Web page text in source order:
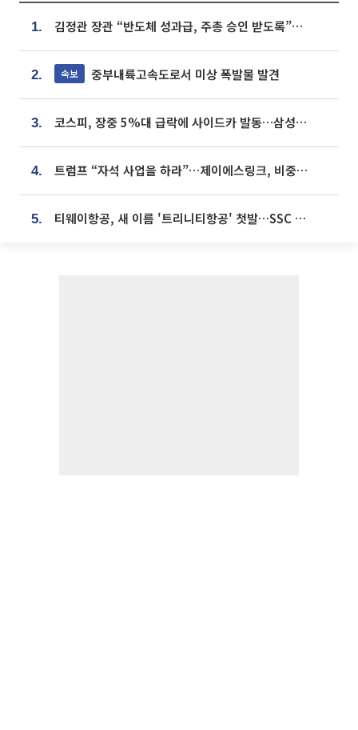
1. 김정관 장관 “반도체 성과급, 주총 승인 받도록”…상법·자본시장법 개정 시사
2. 속보 중부내륙고속도로서 미상 폭발물 발견
3. 코스피, 장중 5%대 급락에 사이드카 발동…삼성·SK 동반 폭락
4. 트럼프 “자석 사업을 하라”…제이에스링크, 비중국 영구자석 공급망 구축 속도
5. 티웨이항공, 새 이름 '트리니티항공' 첫발…SSC 전략 본격화